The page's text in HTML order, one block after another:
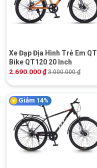
Xe Đạp Địa Hình Trẻ Em QT
Bike QT120 20 Inch
2.690.000₫ 3.000.000₫
Giảm 14%